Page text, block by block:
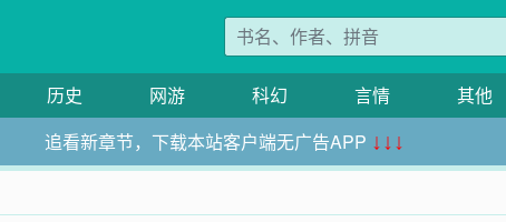
历史 网游 科幻 言情 其他
追看新章节，下载本站客户端无广告APP ↓↓↓